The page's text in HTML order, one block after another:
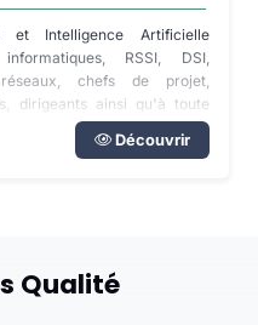
et Intelligence Artificielle
RSSI, DSI,
chefs de projet,
dirigeants ainsi qu'à toute
numérique de son
dans notre centre de
Découvrir
Qualité